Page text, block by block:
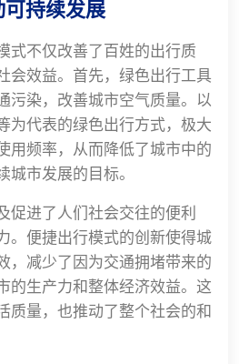
持续发展
式不仅改善了百姓的出行质
会效益。首先，绿色出行工具
污染，改善城市空气质量。以
为代表的绿色出行方式，极大
用频率，从而降低了城市中的
城市发展的目标。
促进了人们社会交往的便利
。便捷出行模式的创新使得城
，减少了因为交通拥堵带来的
的生产力和整体经济效益。这
质量，也推动了整个社会的和